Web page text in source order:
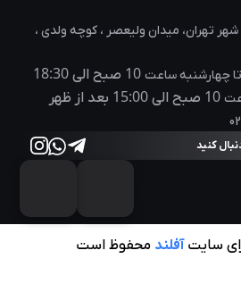
شهر تهران، میدان ولیعصر ، کوچه ولدی ،
چهارشنبه ساعت 10 صبح الی18:30
10 صبح الی15:00 بعد از ظهر
کنید
سایتآفلند محفوظ است